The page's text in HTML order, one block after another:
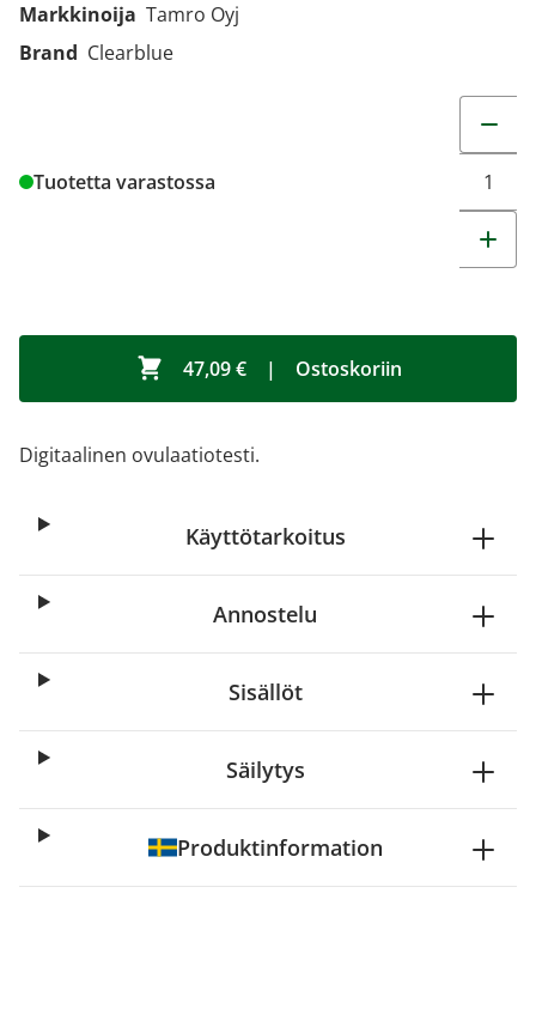
Markkinoija Tamro Oyj
Brand Clearblue
Tuotetta varastossa
47,09 € | Ostoskoriin
Digitaalinen ovulaatiotesti.
Käyttötarkoitus
Annostelu
Sisällöt
Säilytys
Produktinformation